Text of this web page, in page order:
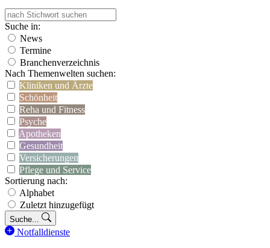
Suche in:
News
Termine
Branchenverzeichnis
Nach Themenwelten suchen:
Kliniken und Ärzte
Schönheit
Reha und Fitness
Psyche
Apotheken
Gesundheit
Versicherungen
Pflege und Service
Sortierung nach:
Alphabet
Zuletzt hinzugefügt
Suche...
Notfalldienste